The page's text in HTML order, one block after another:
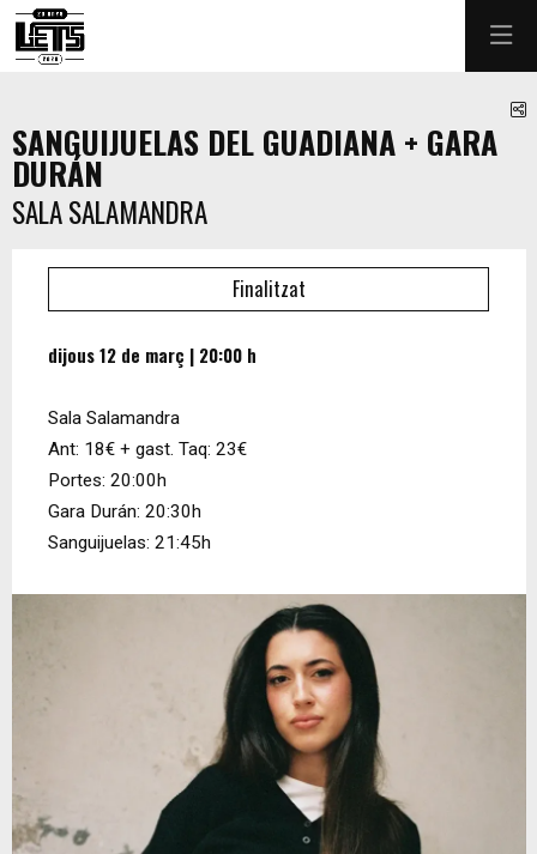
SANGUIJUELAS DEL GUADIANA + GARA
DURÁN
SALA SALAMANDRA
Finalitzat
dijous 12 de març | 20:00 h
Sala Salamandra
Ant: 18€ + gast. Taq: 23€
Portes: 20:00h
Gara Durán: 20:30h
Sanguijuelas: 21:45h